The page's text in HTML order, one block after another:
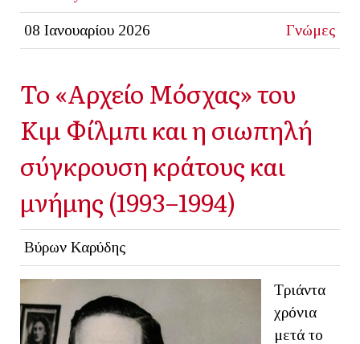
08 Ιανουαρίου 2026 Γνώμες
Το «Αρχείο Μόσχας» του
Κιμ Φίλμπι και η σιωπηλή
σύγκρουση κράτους και
μνήμης (1993–1994)
Βύρων Καρύδης
Τριάντα
χρόνια
μετά το